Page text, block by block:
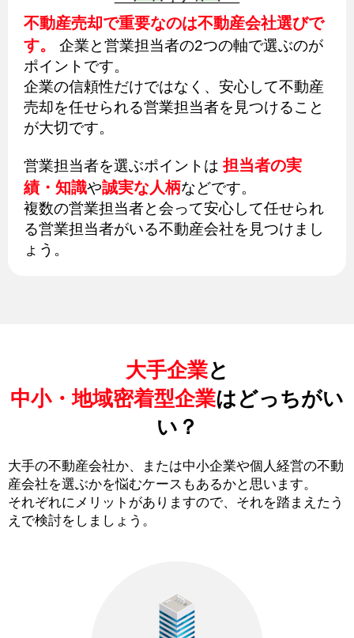
不動産売却で重要なのは不動産会社選びで
す。
企業と営業担当者の2つの軸で選ぶのが
ポイントです。
企業の信頼性だけではなく、安心して不動産
売却を任せられる営業担当者を見つけること
が大切です。
営業担当者を選ぶポイントは 担当者の実
績・知識や誠実な人柄などです。
複数の営業担当者と会って安心して任せられ
る営業担当者がいる不動産会社を見つけまし
ょう。
大手企業と
中小・地域密着型企業はどっちがい
い？
大手の不動産会社か、または中小企業や個人経営の不動
産会社を選ぶかを悩むケースもあるかと思います。
それぞれにメリットがありますので、それを踏まえたう
えで検討をしましょう。